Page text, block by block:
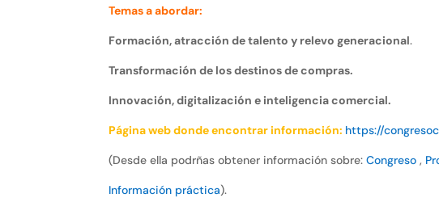
Temas a abordar:
Formación, atracción de talento y relevo generacional.
Transformación de los destinos de compras.
Innovación, digitalización e inteligencia comercial.
Página web donde encontrar información: https://
(Desde ella podrñas obtener información sobre:Congreso ,
Información práctica).